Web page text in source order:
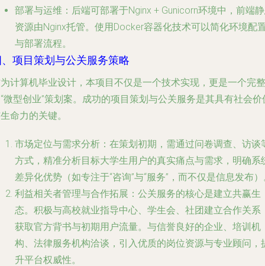
部署与运维 ：后端可部署于Nginx + Gunicorn环境中，前端
资源由Nginx托管。使用Docker容器化技术可以简化环境配
与部署流程。
项目策划与公关服务策略
计算机毕业设计，本项目不仅是一个技术实现，更是一个完整
微型创业”策划案。成功的项目策划与公关服务是其具有社会价
命力的关键。
市场定位与需求分析 ：在策划初期，需通过问卷调查、访谈
方式，精准分析目标大学生用户的真实痛点与需求，明确系
差异化优势（如专注于“咨询”与“服务”，而不仅是信息发布
利益相关者管理与合作拓展 ：公关服务的核心是建立共赢生
态。积极与高校就业指导中心、学生会、社团建立合作关系
获取官方背书与初期用户流量。与信誉良好的企业、培训机
构、法律服务机构洽谈，引入优质的岗位资源与专业顾问，
升平台权威性。